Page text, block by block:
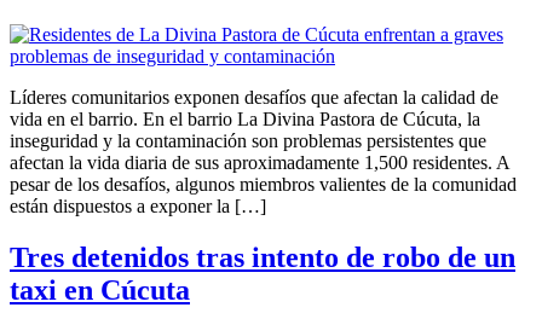
Líderes comunitarios exponen desafíos que afectan la calidad de
vida en el barrio. En el barrio La Divina Pastora de Cúcuta, la
inseguridad y la contaminación son problemas persistentes que
afectan la vida diaria de sus aproximadamente 1,500 residentes. A
pesar de los desafíos, algunos miembros valientes de la comunidad
están dispuestos a exponer la […]
Tres detenidos tras intento de robo de un
taxi en Cúcuta